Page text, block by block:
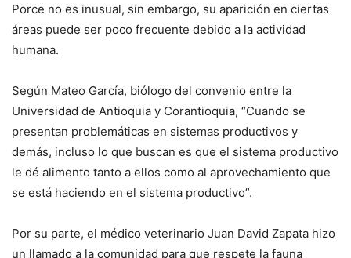
Porce no es inusual, sin embargo, su aparición en ciertas
áreas puede ser poco frecuente debido a la actividad
humana.
Según Mateo García, biólogo del convenio entre la
Universidad de Antioquia y Corantioquia, “Cuando se
presentan problemáticas en sistemas productivos y
demás, incluso lo que buscan es que el sistema productivo
le dé alimento tanto a ellos como al aprovechamiento que
se está haciendo en el sistema productivo”.
Por su parte, el médico veterinario Juan David Zapata hizo
un llamado a la comunidad para que respete la fauna